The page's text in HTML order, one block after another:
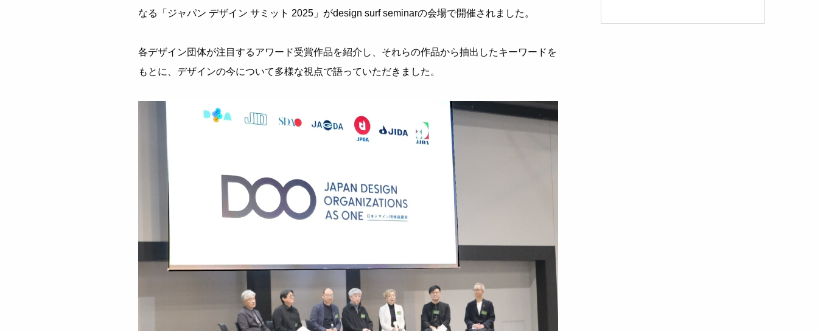
なる「ジャパン デザイン サミット 2025」がdesign surf seminarの会場で開催されました。
各デザイン団体が注目するアワード受賞作品を紹介し、それらの作品から抽出したキーワードを
もとに、デザインの今について多様な視点で語っていただきました。